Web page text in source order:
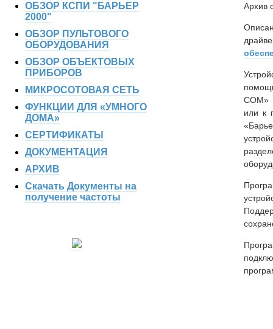
ОБЗОР КСПИ "БАРЬЕР
2000"
ОБЗОР ПУЛЬТОВОГО
ОБОРУДОВАНИЯ
ОБЗОР ОБЪЕКТОВЫХ
ПРИБОРОВ
МИКРОСОТОВАЯ СЕТЬ
ФУНКЦИИ ДЛЯ «УМНОГО
ДОМА»
СЕРТИФИКАТЫ
ДОКУМЕНТАЦИЯ
АРХИВ
Скачать Документы на
получение частоты
Архив
СОМ»
или к